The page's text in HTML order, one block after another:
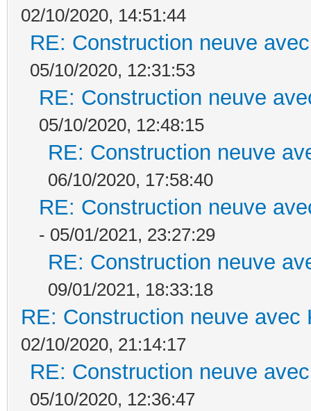
02/10/2020, 14:51:44
RE: Construction neuve
05/10/2020, 12:31:53
RE: Construction neuve
05/10/2020, 12:48:15
RE: Construction neuve
06/10/2020, 17:58:40
RE: Construction neuve
- 05/01/2021, 23:27:29
RE: Construction neuve
09/01/2021, 18:33:18
RE: Construction neuve avec
02/10/2020, 21:14:17
RE: Construction neuve
05/10/2020, 12:36:47